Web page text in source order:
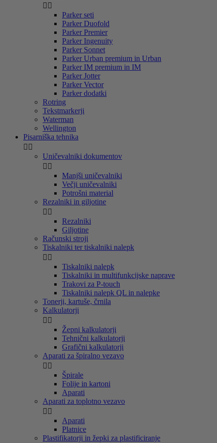
 
Parker seti
Parker Duofold
Parker Premier
Parker Ingenuity
Parker Sonnet
Parker Urban premium in Urban
Parker IM premium in IM
Parker Jotter
Parker Vector
Parker dodatki
Rotring
Tekstmarkerji
Waterman
Wellington
Pisarniška tehnika
 
Uničevalniki dokumentov
 
Manjši uničevalniki
Večji uničevalniki
Potrošni material
Rezalniki in giljotine
 
Rezalniki
Giljotine
Računski stroji
Tiskalniki ter tiskalniki nalepk
 
Tiskalniki nalepk
Tiskalniki in multifunkcijske naprave
Trakovi za P-touch
Tiskalniki nalepk QL in nalepke
Tonerji, kartuše, črnila
Kalkulatorji
 
Žepni kalkulatorji
Tehnični kalkulatorji
Grafični kalkulatorji
Aparati za špiralno vezavo
 
Špirale
Folije in kartoni
Aparati
Aparati za toplotno vezavo
 
Aparati
Platnice
Plastifikatorji in žepki za plastificiranje